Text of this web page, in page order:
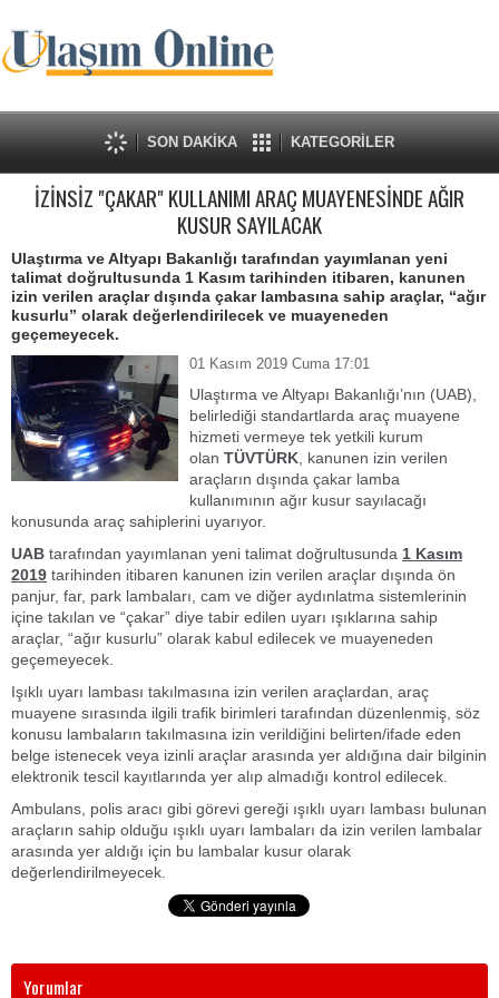
SON DAKİKA KATEGORİLER
İZİNSİZ "ÇAKAR" KULLANIMI ARAÇ MUAYENESİNDE AĞIR
KUSUR SAYILACAK
Ulaştırma ve Altyapı Bakanlığı tarafından yayımlanan yeni
talimat doğrultusunda 1 Kasım tarihinden itibaren, kanunen
izin verilen araçlar dışında çakar lambasına sahip araçlar, “ağır
kusurlu” olarak değerlendirilecek ve muayeneden
geçemeyecek.
01 Kasım 2019 Cuma 17:01
Ulaştırma ve Altyapı Bakanlığı’nın (UAB),
belirlediği standartlarda araç muayene
hizmeti vermeye tek yetkili kurum
olan TÜVTÜRK , kanunen izin verilen
araçların dışında çakar lamba
kullanımının ağır kusur sayılacağı
konusunda araç sahiplerini uyarıyor.
UAB tarafından yayımlanan yeni talimat doğrultusunda 1 Kasım
2019 tarihinden itibaren kanunen izin verilen araçlar dışında ön
panjur, far, park lambaları, cam ve diğer aydınlatma sistemlerinin
içine takılan ve “çakar” diye tabir edilen uyarı ışıklarına sahip
araçlar, “ağır kusurlu” olarak kabul edilecek ve muayeneden
geçemeyecek.
Işıklı uyarı lambası takılmasına izin verilen araçlardan, araç
muayene sırasında ilgili trafik birimleri tarafından düzenlenmiş, söz
konusu lambaların takılmasına izin verildiğini belirten/ifade eden
belge istenecek veya izinli araçlar arasında yer aldığına dair bilginin
elektronik tescil kayıtlarında yer alıp almadığı kontrol edilecek.
Ambulans, polis aracı gibi görevi gereği ışıklı uyarı lambası bulunan
araçların sahip olduğu ışıklı uyarı lambaları da izin verilen lambalar
arasında yer aldığı için bu lambalar kusur olarak
değerlendirilmeyecek.
Yorumlar